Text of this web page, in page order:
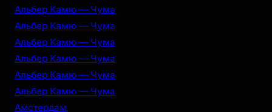
Альбер Камю — Чума
Альбер Камю — Чума
Альбер Камю — Чума
Альбер Камю — Чума
Альбер Камю — Чума
Альбер Камю — Чума
Амстердам